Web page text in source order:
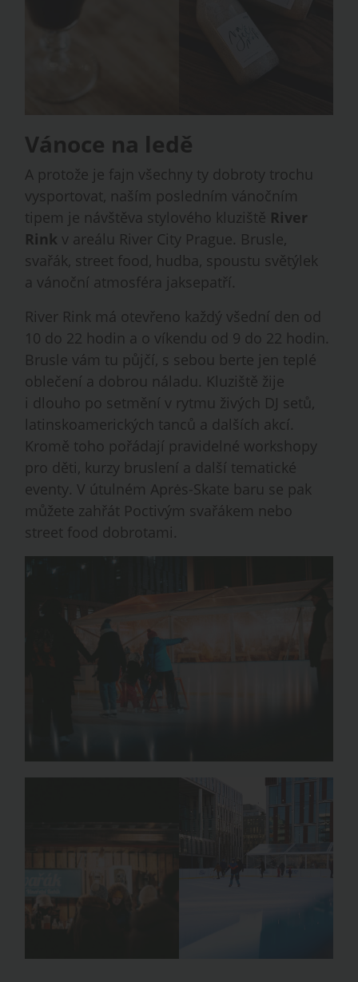
Vánoce na ledě
A protože je fajn všechny ty dobroty trochu
vysportovat, naším posledním vánočním
tipem je návštěva stylového kluziště River
Rink v areálu River City Prague. Brusle,
svařák, street food, hudba, spoustu světýlek
a vánoční atmosféra jaksepatří.
River Rink má otevřeno každý všední den od
10 do 22 hodin a o víkendu od 9 do 22 hodin.
Brusle vám tu půjčí, s sebou berte jen teplé
oblečení a dobrou náladu. Kluziště žije
i dlouho po setmění v rytmu živých DJ setů,
latinskoamerických tanců a dalších akcí.
Kromě toho pořádají pravidelné workshopy
pro děti, kurzy bruslení a další tematické
eventy. V útulném Aprės-Skate baru se pak
můžete zahřát Poctivým svařákem nebo
street food dobrotami.